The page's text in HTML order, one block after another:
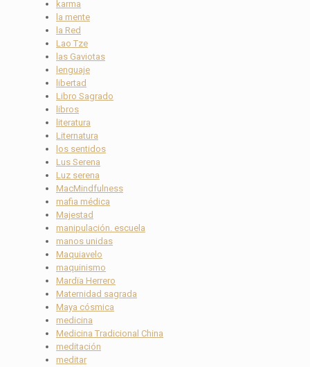
karma
la mente
la Red
Lao Tze
las Gaviotas
lenguaje
libertad
Libro Sagrado
libros
literatura
Liternatura
los sentidos
Lus Serena
Luz serena
MacMindfulness
mafia médica
Majestad
manipulación. escuela
manos unidas
Maquiavelo
maquinismo
Mardïa Herrero
Maternidad sagrada
Maya cósmica
medicina
Medicina Tradicional China
meditación
meditar